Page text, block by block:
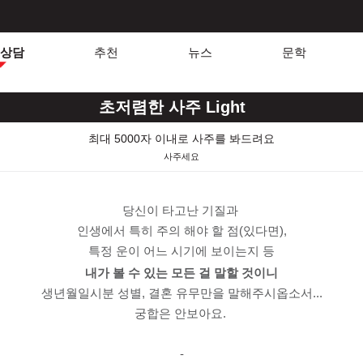
담 추천 뉴스 문학
초저렴한 사주 Light
최대 5000자 이내로 사주를 봐드려요
사주세요
당신이 타고난 기질과
인생에서 특히 주의 해야 할 점(있다면),
특정 운이 어느 시기에 보이는지 등
내가 볼 수 있는 모든 걸 말할 것이니
생년월일시분 성별, 결혼 유무만을 말해주시옵소서...
궁합은 안보아요.
-